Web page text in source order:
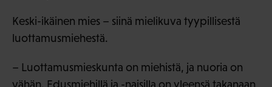
Keski-ikäinen mies – siinä mielikuva tyypillisestä
luottamusmiehestä.
– Luottamusmieskunta on miehistä, ja nuoria on
vähän. Edusmiehillä ja -naisilla on yleensä takanaan